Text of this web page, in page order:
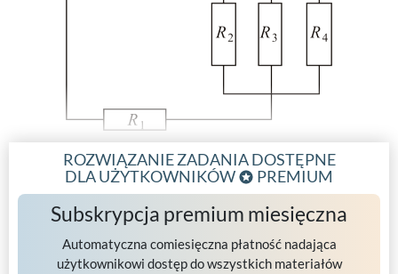
ROZWIĄZANIE ZADANIA DOSTĘPNE
DLA UŻYTKOWNIKÓW
PREMIUM
Subskrypcja premium miesięczna
Automatyczna comiesięczna płatność nadająca
użytkownikowi dostęp do wszystkich materiałów